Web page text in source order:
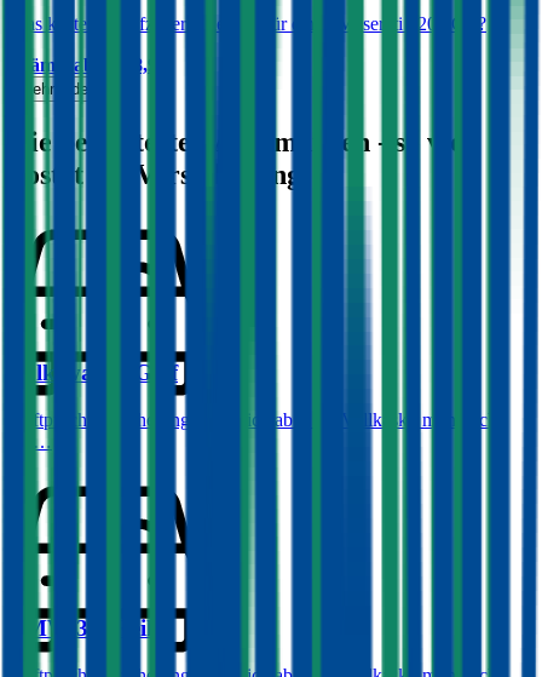
Was kostet die Kfz-Versicherung für einen Maserati 3200 GT?
Prämie ab
€ 218,95
Mehr laden
Die beliebtesten Automarken - so viel
kostet die Versicherung:
Volkswagen Golf
Haftpflichtversicherung monatlich ab
Vollkasko monatlich
ab …
BMW 3er-Reihe